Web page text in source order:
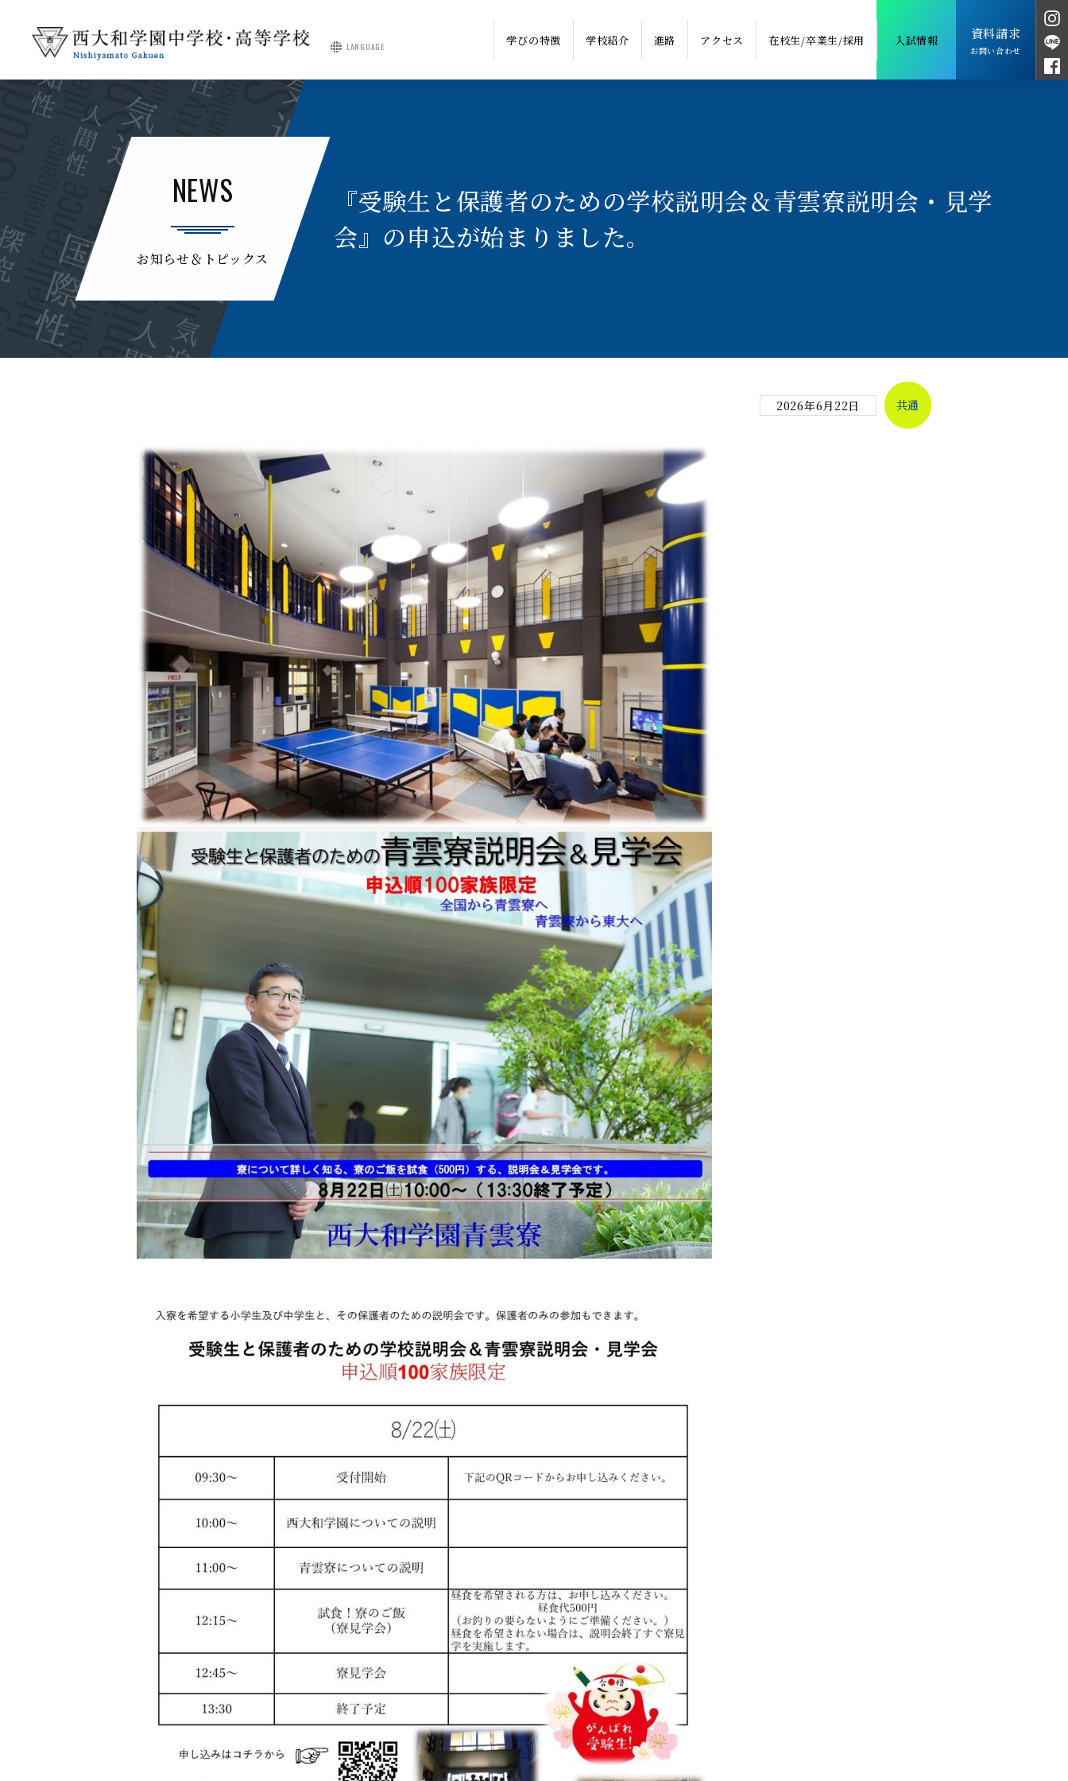
LANGUAGE 学びの特徴 学校紹介 進路 アクセス 在校生/卒業生/採用 入試情報 資料請求
お問い合わせ
NEWS
お知らせ＆トピックス
『受験生と保護者のための学校説明会＆青雲寮説明会・見学
会』の申込が始まりました。
2026年6月22日 共通